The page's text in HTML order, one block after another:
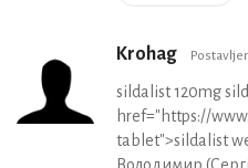
Krohag
sildalist 120mg
href="https://
tablet">sildalist